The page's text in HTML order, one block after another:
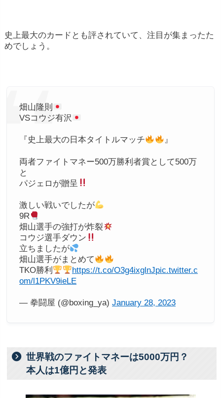
史上最大のカードとも評されていて、注目が集まったた
めでしょう。
畑山隆則
VSコウジ有沢
『史上最大の日本タイトルマッチ 』
両者ファイトマネー500万勝利者賞として500万
と
パジェロが贈呈
激しい戦いでしたが
9R
畑山選手の強打が炸裂
コウジ選手ダウン
立ちましたが
畑山選手がまとめて
TKO勝利
https://t.co/O3g4ixglnJpic.twitter.c
om/l1PKV9ieLE
— 拳闘屋 (@boxing_ya) January 28, 2023
世界戦のファイトマネーは5000万円？
本人は1億円と発表